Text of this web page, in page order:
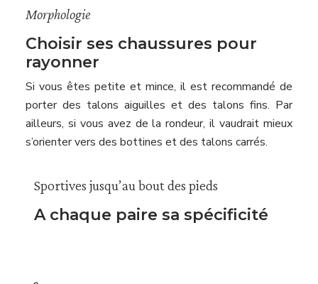
Morphologie
Choisir ses chaussures pour
rayonner
Si vous êtes petite et mince, il est recommandé de
porter des talons aiguilles et des talons fins. Par
ailleurs, si vous avez de la rondeur, il vaudrait mieux
s’orienter vers des bottines et des talons carrés.
Sportives jusqu’au bout des pieds
A chaque paire sa spécificité